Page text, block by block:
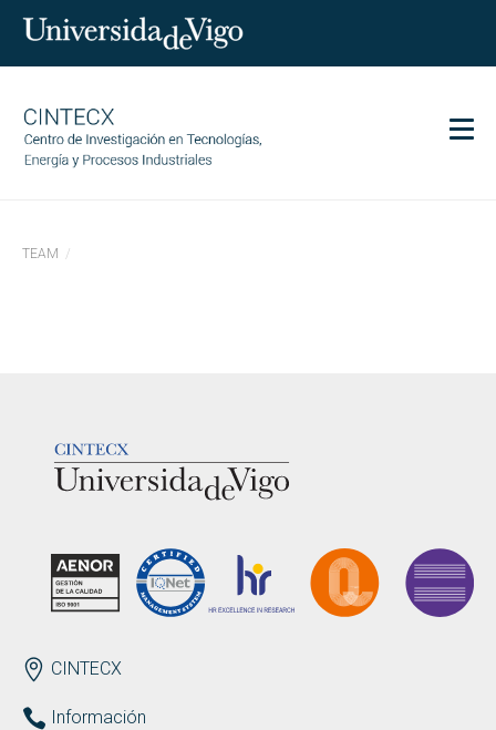
Investigación
Igualdade
ES EN Search
por:
BUSCAR
TEAM
ENDEREZO
CINTECX
Información